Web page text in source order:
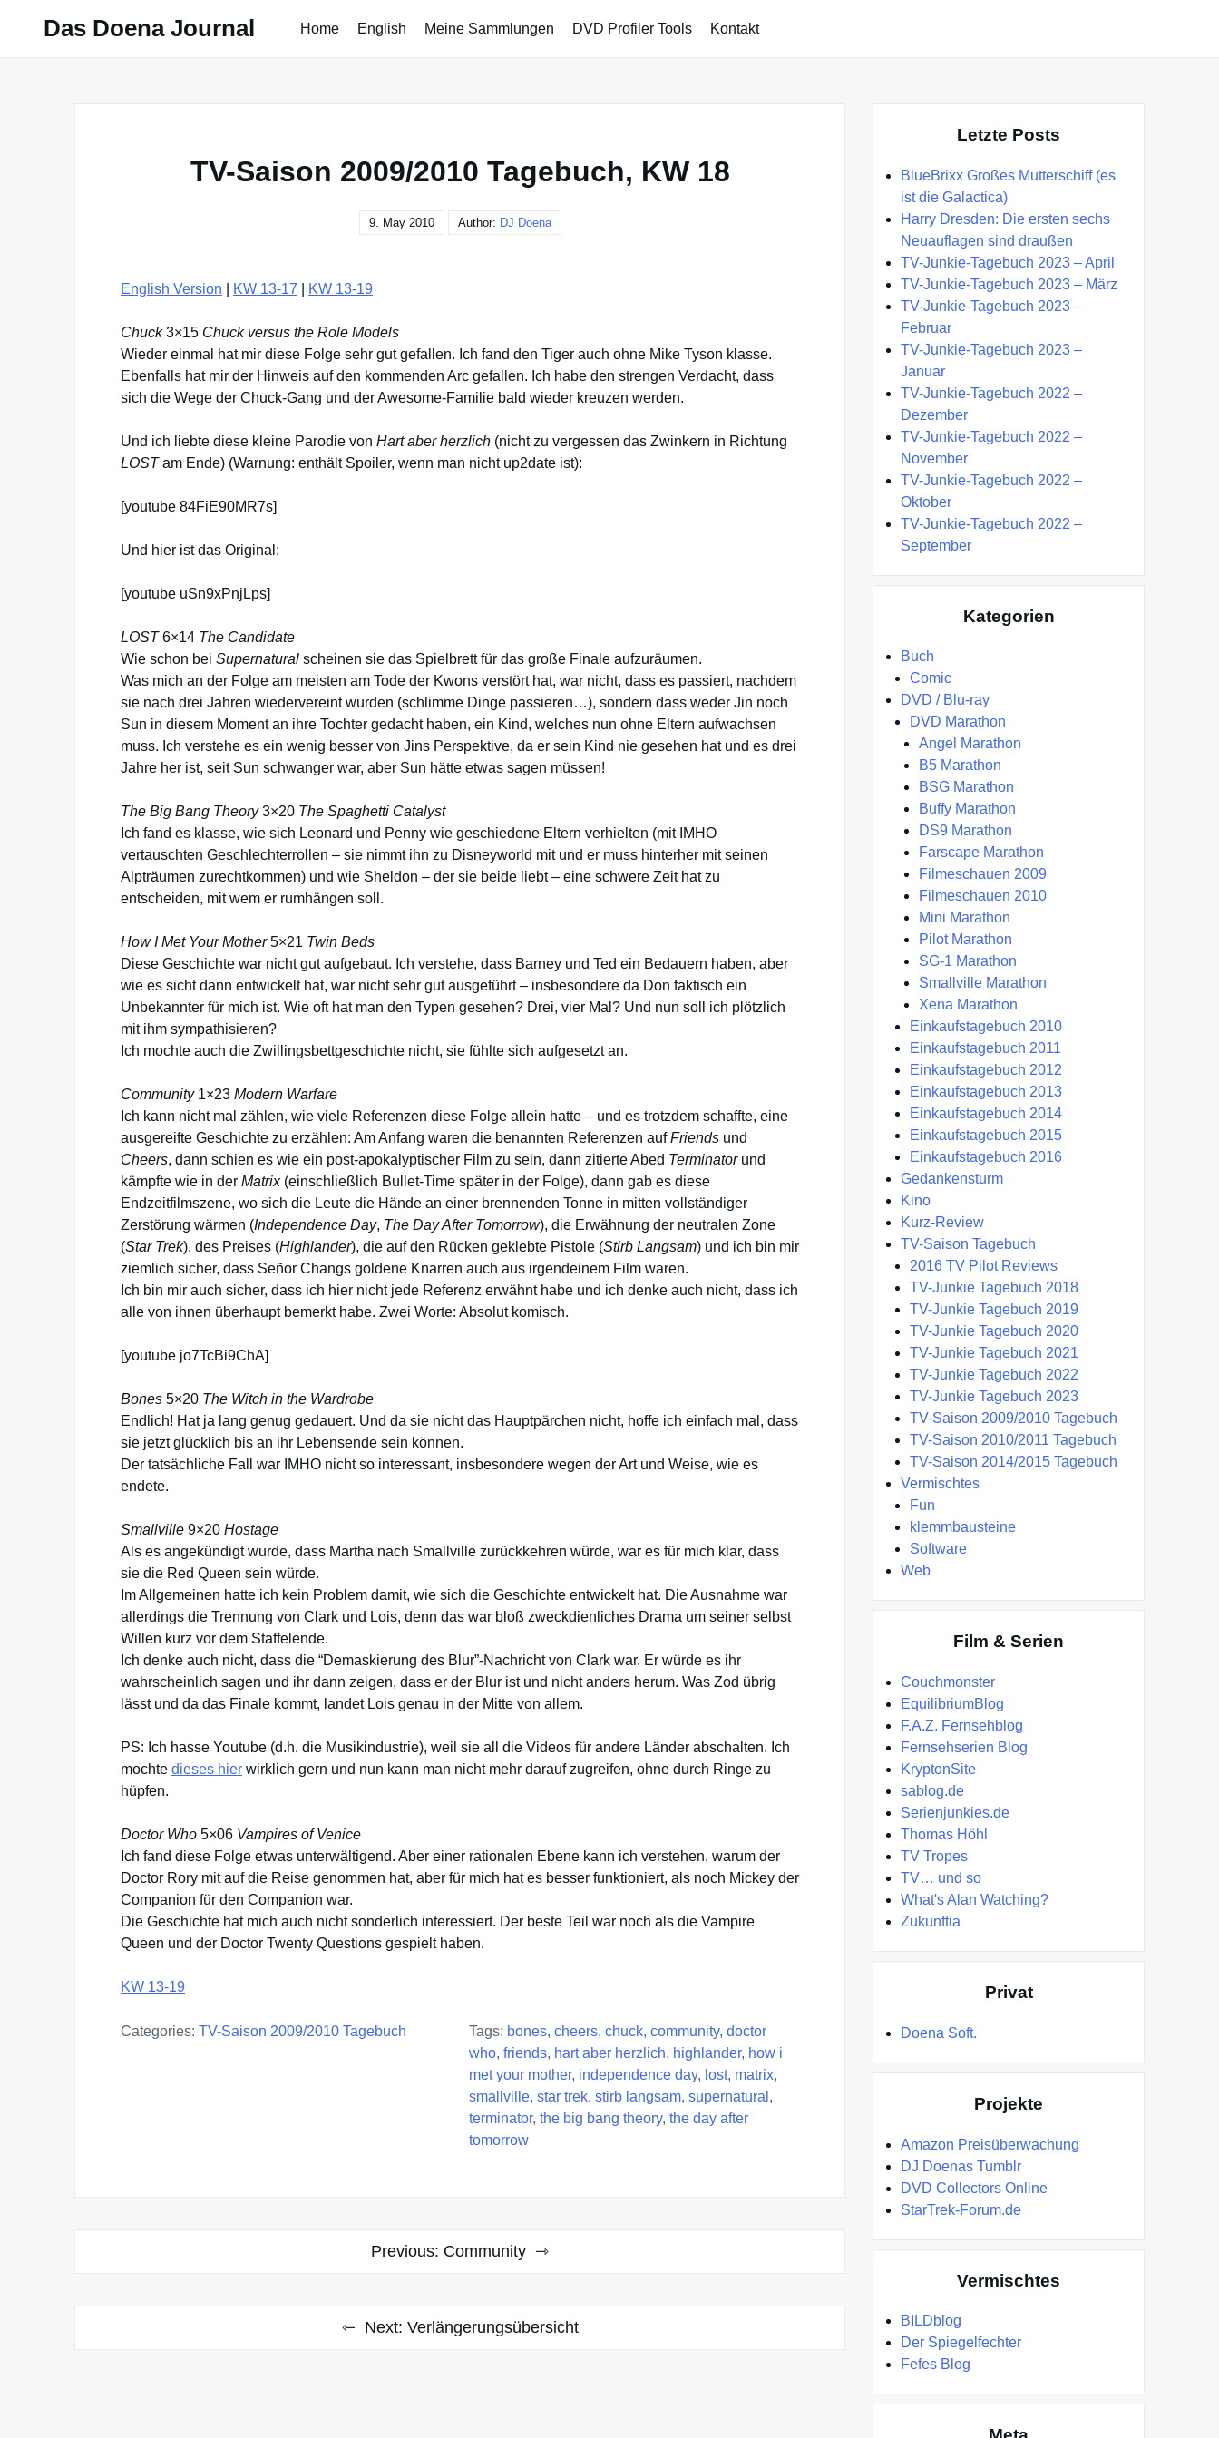
Das Doena Journal Home English Meine Sammlungen DVD Profiler Tools Kontakt
TV-Saison 2009/2010 Tagebuch, KW 18
9. May 2010 Author: DJ Doena
English Version KW 13-17 KW 13-19
Chuck3×15 Chuck versus the Role Models
Wieder einmal hat mir diese Folge sehr gut gefallen. Ich fand den Tiger auch ohne Mike Tyson klasse.
Ebenfalls hat mir der Hinweis auf den kommenden Arc gefallen. Ich habe den strengen Verdacht, dass
sich die Wege der Chuck-Gang und der Awesome-Familie bald wieder kreuzen werden.
Und ich liebte diese kleine Parodie von Hart aber herzlich (nicht zu vergessen das Zwinkern in Richtung
LOSTam Ende) (Warnung: enthält Spoiler, wenn man nicht up2date ist):
[youtube 84FiE90MR7s]
Und hier ist das Original:
[youtube uSn9xPnjLps]
LOST6×14 The Candidate
Wie schon bei Supernatural scheinen sie das Spielbrett für das große Finale aufzuräumen.
Was mich an der Folge am meisten am Tode der Kwons verstört hat, war nicht, dass es passiert, nachdem
sie nach drei Jahren wiedervereint wurden (schlimme Dinge passieren…), sondern dass weder Jin noch
Sun in diesem Moment an ihre Tochter gedacht haben, ein Kind, welches nun ohne Eltern aufwachsen
muss. Ich verstehe es ein wenig besser von Jins Perspektive, da er sein Kind nie gesehen hat und es drei
Jahre her ist, seit Sun schwanger war, aber Sun hätte etwas sagen müssen!
The Big Bang Theory3×20 The Spaghetti Catalyst
Ich fand es klasse, wie sich Leonard und Penny wie geschiedene Eltern verhielten (mit IMHO
vertauschten Geschlechterrollen – sie nimmt ihn zu Disneyworld mit und er muss hinterher mit seinen
Alpträumen zurechtkommen) und wie Sheldon – der sie beide liebt – eine schwere Zeit hat zu
entscheiden, mit wem er rumhängen soll.
How I Met Your Mother5×21 Twin Beds
Diese Geschichte war nicht gut aufgebaut. Ich verstehe, dass Barney und Ted ein Bedauern haben, aber
wie es sicht dann entwickelt hat, war nicht sehr gut ausgeführt – insbesondere da Don faktisch ein
Unbekannter für mich ist. Wie oft hat man den Typen gesehen? Drei, vier Mal? Und nun soll ich plötzlich
mit ihm sympathisieren?
Ich mochte auch die Zwillingsbettgeschichte nicht, sie fühlte sich aufgesetzt an.
Community1×23 Modern Warfare
Ich kann nicht mal zählen, wie viele Referenzen diese Folge allein hatte – und es trotzdem schaffte, eine
ausgereifte Geschichte zu erzählen: Am Anfang waren die benannten Referenzen aufFriends und
Cheers, dann schien es wie ein post-apokalyptischer Film zu sein, dann zitierte Abed Terminatorund
kämpfte wie in der Matrix(einschließlich Bullet-Time später in der Folge), dann gab es diese
Endzeitfilmszene, wo sich die Leute die Hände an einer brennenden Tonne in mitten vollständiger
Zerstörung wärmen (Independence Day, The Day After Tomorrow), die Erwähnung der neutralen Zone
(Star Trek), des Preises (Highlander), die auf den Rücken geklebte Pistole (Stirb Langsam) und ich bin mir
ziemlich sicher, dass Señor Changs goldene Knarren auch aus irgendeinem Film waren.
Ich bin mir auch sicher, dass ich hier nicht jede Referenz erwähnt habe und ich denke auch nicht, dass ich
alle von ihnen überhaupt bemerkt habe. Zwei Worte: Absolut komisch.
[youtube jo7TcBi9ChA]
Bones 5×20 The Witch in the Wardrobe
Endlich! Hat ja lang genug gedauert. Und da sie nicht das Hauptpärchen nicht, hoffe ich einfach mal, dass
sie jetzt glücklich bis an ihr Lebensende sein können.
Der tatsächliche Fall war IMHO nicht so interessant, insbesondere wegen der Art und Weise, wie es
endete.
Smallville 9×20 Hostage
Als es angekündigt wurde, dass Martha nach Smallville zurückkehren würde, war es für mich klar, dass
sie die Red Queen sein würde.
Im Allgemeinen hatte ich kein Problem damit, wie sich die Geschichte entwickelt hat. Die Ausnahme war
allerdings die Trennung von Clark und Lois, denn das war bloß zweckdienliches Drama um seiner selbst
Willen kurz vor dem Staffelende.
Ich denke auch nicht, dass die “Demaskierung des Blur”-Nachricht von Clark war. Er würde es ihr
wahrscheinlich sagen und ihr dann zeigen, dass er der Blur ist und nicht anders herum. Was Zod übrig
lässt und da das Finale kommt, landet Lois genau in der Mitte von allem.
PS: Ich hasse Youtube (d.h. die Musikindustrie), weil sie all die Videos für andere Länder abschalten. Ich
mochte dieses hier wirklich gern und nun kann man nicht mehr darauf zugreifen, ohne durch Ringe zu
hüpfen.
Doctor Who 5×06 Vampires of Venice
Ich fand diese Folge etwas unterwältigend. Aber einer rationalen Ebene kann ich verstehen, warum der
Doctor Rory mit auf die Reise genommen hat, aber für mich hat es besser funktioniert, als noch Mickey der
Companion für den Companion war.
Die Geschichte hat mich auch nicht sonderlich interessiert. Der beste Teil war noch als die Vampire
Queen und der Doctor Twenty Questions gespielt haben.
KW 13-19
Categories: TV-Saison 2009/2010 Tagebuch Tags: bones, cheers, chuck, community, doctor
who, friends, hart aber herzlich, highlander, how i
met your mother, independence day, lost, matrix,
smallville, star trek, stirb langsam, supernatural ,
terminator, the big bang theory, the day after
tomorrow
Previous: Community
Next: Verlängerungsübersicht
Letzte Posts
BlueBrixx Großes Mutterschiff (es
ist die Galactica)
Harry Dresden: Die ersten sechs
Neuauflagen sind draußen
TV-Junkie-Tagebuch 2023 – April
TV-Junkie-Tagebuch 2023 – März
TV-Junkie-Tagebuch 2023 –
Februar
TV-Junkie-Tagebuch 2023 –
Januar
TV-Junkie-Tagebuch 2022 –
Dezember
TV-Junkie-Tagebuch 2022 –
November
TV-Junkie-Tagebuch 2022 –
Oktober
TV-Junkie-Tagebuch 2022 –
September
Kategorien
Buch
Comic
DVD / Blu-ray
DVD Marathon
Angel Marathon
B5 Marathon
BSG Marathon
Buffy Marathon
DS9 Marathon
Farscape Marathon
Filmeschauen 2009
Filmeschauen 2010
Mini Marathon
Pilot Marathon
SG-1 Marathon
Smallville Marathon
Xena Marathon
Einkaufstagebuch 2010
Einkaufstagebuch 2011
Einkaufstagebuch 2012
Einkaufstagebuch 2013
Einkaufstagebuch 2014
Einkaufstagebuch 2015
Einkaufstagebuch 2016
Gedankensturm
Kino
Kurz-Review
TV-Saison Tagebuch
2016 TV Pilot Reviews
TV-Junkie Tagebuch 2018
TV-Junkie Tagebuch 2019
TV-Junkie Tagebuch 2020
TV-Junkie Tagebuch 2021
TV-Junkie Tagebuch 2022
TV-Junkie Tagebuch 2023
TV-Saison 2009/2010 Tagebuch
TV-Saison 2010/2011 Tagebuch
TV-Saison 2014/2015 Tagebuch
Vermischtes
Fun
klemmbausteine
Software
Web
Film & Serien
Couchmonster
EquilibriumBlog
F.A.Z. Fernsehblog
Fernsehserien Blog
KryptonSite
sablog.de
Serienjunkies.de
Thomas Höhl
TV Tropes
TV… und so
What's Alan Watching?
Zukunftia
Privat
Doena Soft.
Projekte
Amazon Preisüberwachung
DJ Doenas Tumblr
DVD Collectors Online
StarTrek-Forum.de
Vermischtes
BILDblog
Der Spiegelfechter
Fefes Blog